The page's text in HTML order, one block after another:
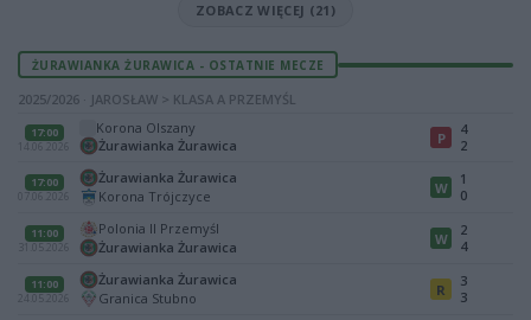
ZOBACZ WIĘCEJ (21)
ŻURAWIANKA ŻURAWICA - OSTATNIE MECZE
2025/2026 · JAROSŁAW > KLASA A PRZEMYŚL
17:00
14.06.2026
Korona Olszany
Żurawianka Żurawica
P
4
2
17:00
07.06.2026
Żurawianka Żurawica
Korona Trójczyce
W
1
0
11:00
31.05.2026
Polonia II Przemyśl
Żurawianka Żurawica
W
2
4
11:00
24.05.2026
Żurawianka Żurawica
Granica Stubno
R
3
3